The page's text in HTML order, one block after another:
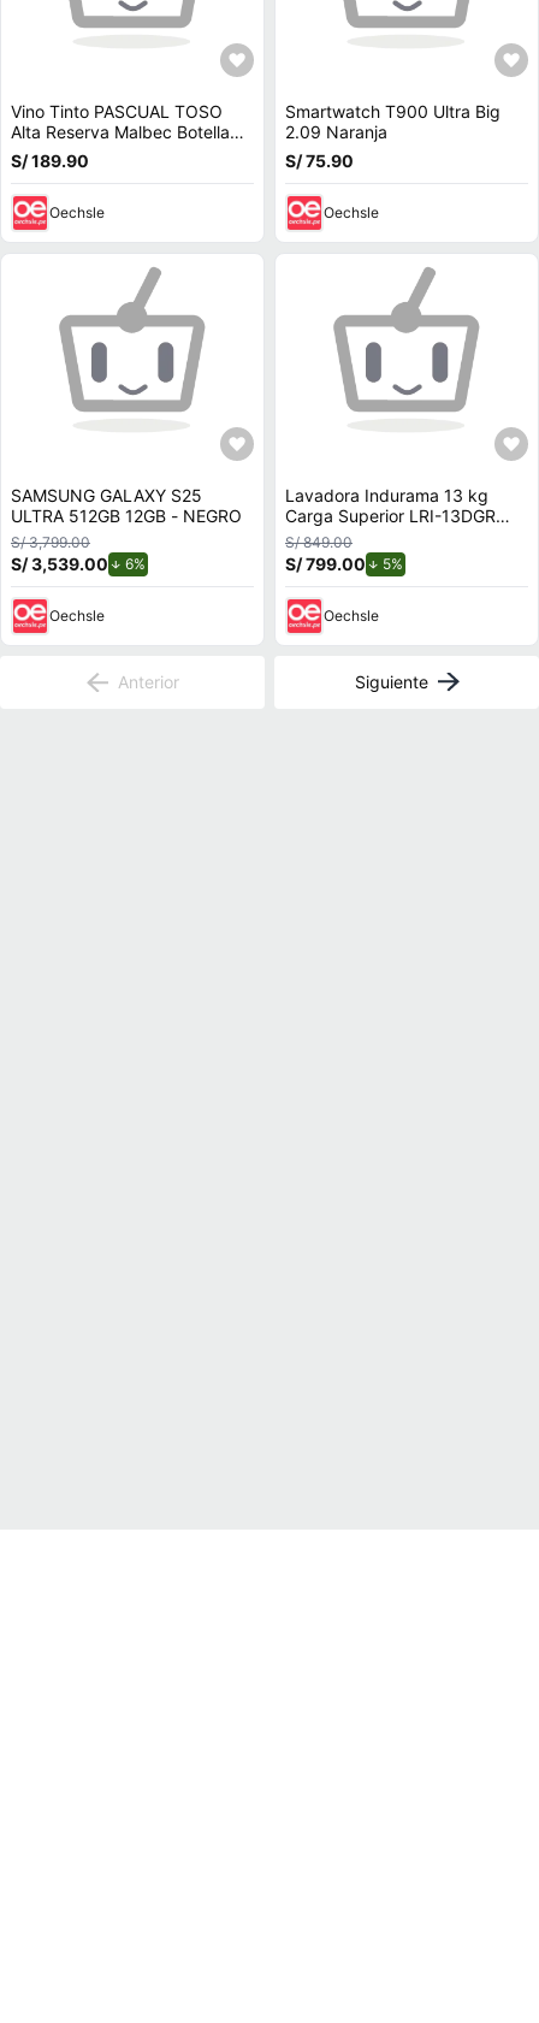
Vino Tinto PASCUAL TOSO
Alta Reserva Malbec Botella
750ml
S/ 189.90
Oechsle
Smartwatch T900 Ultra Big
2.09 Naranja
S/ 75.90
Oechsle
SAMSUNG GALAXY S25
ULTRA 512GB 12GB - NEGRO
S/ 3,799.00
S/ 3,539.00 6%
Oechsle
Lavadora Indurama 13 kg
Carga Superior LRI-13DGR
Gris Oscuro
S/ 849.00
S/ 799.00 5%
Oechsle
Anterior Siguiente